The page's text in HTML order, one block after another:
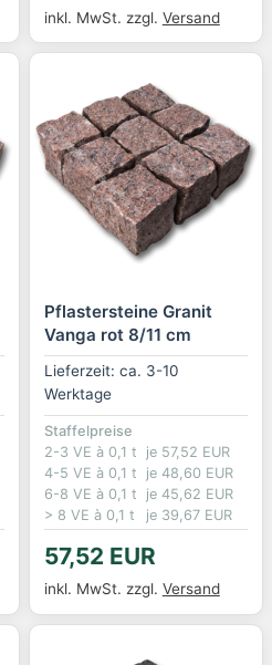
inkl. MwSt. zzgl. Versand
Pflastersteine Granit
Vanga rot 8/11 cm
Lieferzeit: ca. 3-10
Werktage
Staffelpreise
2-3 VE à 0,1 t
je 57,52 EUR
4-5 VE à 0,1 t
je 48,60 EUR
6-8 VE à 0,1 t
je 45,62 EUR
> 8 VE à 0,1 t
je 39,67 EUR
57,52 EUR
inkl. MwSt. zzgl. Versand